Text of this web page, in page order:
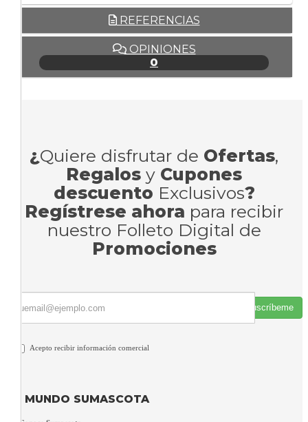
REFERENCIAS
OPINIONES
0
¿Quiere disfrutar de Ofertas,
Regalos y Cupones
descuento Exclusivos?
Regístrese ahora para recibir
nuestro Folleto Digital de
Promociones
Suscríbeme
Acepto recibir información comercial
MUNDO SUMASCOTA